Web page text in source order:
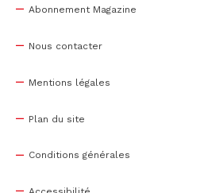
Abonnement Magazine
Nous contacter
Mentions légales
Plan du site
Conditions générales